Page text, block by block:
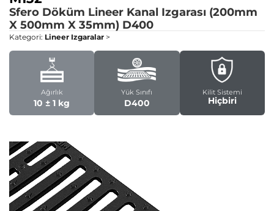
Sfero Döküm Lineer Kanal Izgarası (200mm
X 500mm X 35mm) D400
Kategori: Lineer Izgaralar >
Ağırlık
10 ± 1 kg
Yük Sınıfı
D400
Kilit Sistemi
Hiçbiri